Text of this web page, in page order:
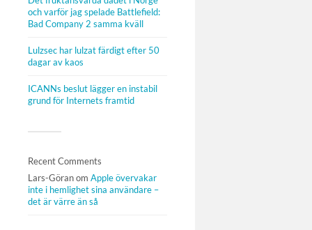
och varför jag spelade Battlefield:
Bad Company 2 samma kväll
Lulzsec har lulzat färdigt efter 50
dagar av kaos
ICANNs beslut lägger en instabil
grund för Internets framtid
Recent Comments
Lars-Göranom Apple övervakar
inte i hemlighet sina användare –
det är värre än så